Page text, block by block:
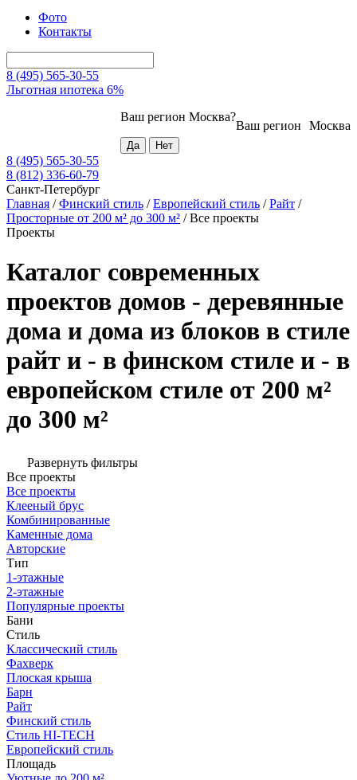
Фото
Контакты
8 (495) 565-30-55
Льготная ипотека 6%
Москва
Ваш регион
Ваш регион Москва?
8 (495) 565-30-55
8 (812) 336-60-79
Санкт-Петербург
Главная /Финский стиль /Европейский стиль /Райт /
Просторные от 200 м² до 300 м² /Все проекты
Проекты
Каталог современных
проектов домов - деревянные
дома и дома из блоков в стиле
райт и - в финском стиле и - в
европейском стиле от 200 м²
до 300 м²
Развернуть фильтры
Все проекты
Все проекты
Клееный брус
Комбинированные
Каменные дома
Авторские
Тип
1-этажные
2-этажные
Популярные проекты
Бани
Стиль
Классический стиль
Фахверк
Плоская крыша
Барн
Райт
Финский стиль
Стиль HI-TECH
Европейский стиль
Площадь